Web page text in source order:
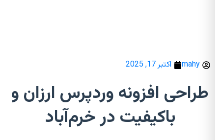
mahy اکتبر 17, 2025
طراحی افزونه وردپرس ارزان و
باکیفیت در خرم‌آباد